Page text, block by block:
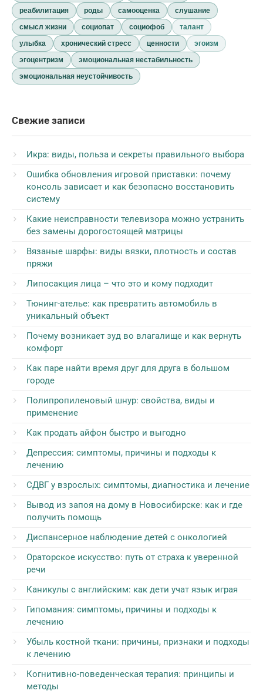
реабилитация
роды самооценка
слушание
смысл жизни
социопат социофоб
талант
улыбка
хронический стресс ценности
эгоизм
эгоцентризм
эмоциональная нестабильность
эмоциональная неустойчивость
Свежие записи
Икра: виды, польза и секреты правильного выбора
Ошибка обновления игровой приставки: почему
консоль зависает и как безопасно восстановить
систему
Какие неисправности телевизора можно устранить
без замены дорогостоящей матрицы
Вязаные шарфы: виды вязки, плотность и состав
пряжи
Липосакция лица – что это и кому подходит
Тюнинг-ателье: как превратить автомобиль в
уникальный объект
Почему возникает зуд во влагалище и как вернуть
комфорт
Как паре найти время друг для друга в большом
городе
Полипропиленовый шнур: свойства, виды и
применение
Как продать айфон быстро и выгодно
Депрессия: симптомы, причины и подходы к
лечению
СДВГ у взрослых: симптомы, диагностика и лечение
Вывод из запоя на дому в Новосибирске: как и где
получить помощь
Диспансерное наблюдение детей с онкологией
Ораторское искусство: путь от страха к уверенной
речи
Каникулы с английским: как дети учат язык играя
Гипомания: симптомы, причины и подходы к
лечению
Убыль костной ткани: причины, признаки и подходы
к лечению
Когнитивно-поведенческая терапия: принципы и
методы